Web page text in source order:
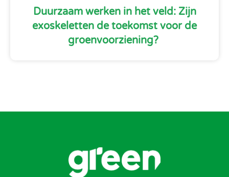
Duurzaam werken in het veld: Zijn
exoskeletten de toekomst voor de
groenvoorziening?